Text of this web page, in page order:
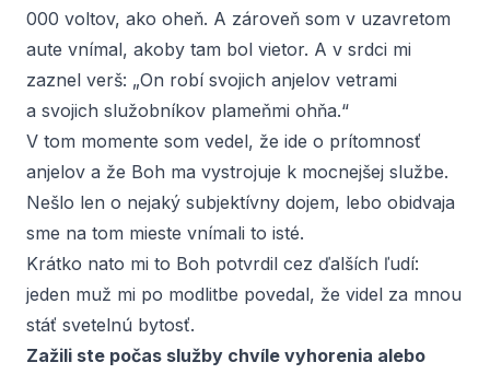
000 voltov, ako oheň. A zároveň som v uzavretom
aute vnímal, akoby tam bol vietor. A v srdci mi
zaznel verš: „On robí svojich anjelov vetrami
a svojich služobníkov plameňmi ohňa.“
V tom momente som vedel, že ide o prítomnosť
anjelov a že Boh ma vystrojuje k mocnejšej službe.
Nešlo len o nejaký subjektívny dojem, lebo obidvaja
sme na tom mieste vnímali to isté.
Krátko nato mi to Boh potvrdil cez ďalších ľudí:
jeden muž mi po modlitbe povedal, že videl za mnou
stáť svetelnú bytosť.
Zažili ste počas služby chvíle vyhorenia alebo